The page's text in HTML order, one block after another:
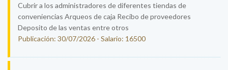
Cubrir a los administradores de diferentes tiendas de
conveniencias Arqueos de caja Recibo de proveedores
Deposito de las ventas entre otros
Publicación: 30/07/2026 - Salario: 16500